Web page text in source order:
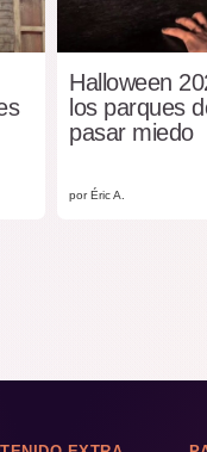
Halloween
los parques
pasar miedo
por Éric A.